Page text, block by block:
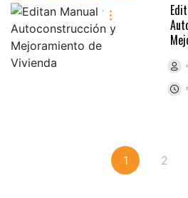
1 2